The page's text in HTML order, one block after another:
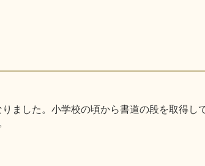
ました。小学校の頃から書道の段を取得し